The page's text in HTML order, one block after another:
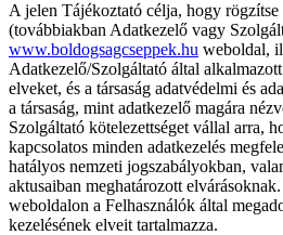
A jelen Tájékoztató célja, hogy
(továbbiakban Adatkezelő vagy
www.boldogsagcseppek.hu weboldal,
Adatkezelő/Szolgáltató által
elveket, és a társaság adatvédelmi és
a társaság, mint adatkezelő magára
Szolgáltató kötelezettséget vállal arra,
kapcsolatos minden adatkezelés
hatályos nemzeti jogszabályokban,
aktusaiban meghatározott
weboldalon a Felhasználók által
kezelésének elveit tartalmazza.